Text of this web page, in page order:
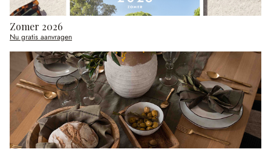
Zomer 2026
Nu gratis aanvragen